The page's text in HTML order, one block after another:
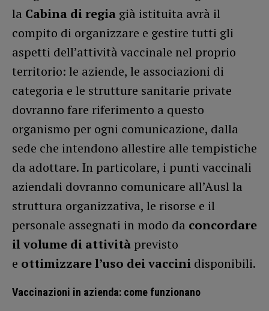
la Cabina di regia già istituita avrà il
compito di organizzare e gestire tutti gli
aspetti dell’attività vaccinale nel proprio
territorio: le aziende, le associazioni di
categoria e le strutture sanitarie private
dovranno fare riferimento a questo
organismo per ogni comunicazione, dalla
sede che intendono allestire alle tempistiche
da adottare. In particolare, i punti vaccinali
aziendali dovranno comunicare all’Ausl la
struttura organizzativa, le risorse e il
personale assegnati in modo da concordare
il volume di attività previsto
e ottimizzare l’uso dei vaccini disponibili.
Vaccinazioni in azienda: come funzionano